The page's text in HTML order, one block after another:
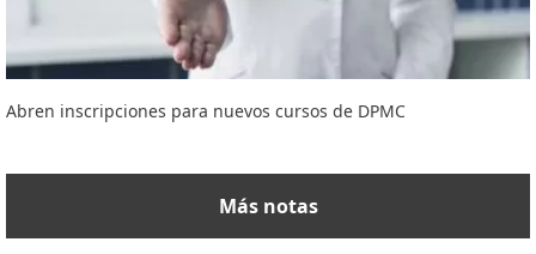
Abren inscripciones para nuevos cursos de DPMC
Más notas